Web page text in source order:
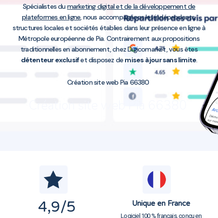
Spécialistes dumarketing digital et de la développement de
plateformes en ligne , nous accompagnons les indépendants,
structures locales et sociétés établies dans leur présence en ligne à
Métropole européenne de Pia. Contrairement aux propositions
traditionnelles en abonnement, chez Digicomarket, vous êtes
détenteur exclusifet disposez de mises à jour sans limite
Création site web Pia 66380
Création site web Pia 66380
4,9/5 Unique en France
Logiciel 100 % français, conçu en